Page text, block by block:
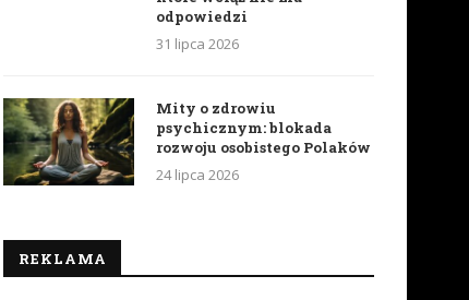
odpowiedzi
31 lipca 2026
Mity o zdrowiu
psychicznym: blokada
rozwoju osobistego Polaków
24 lipca 2026
REKLAMA